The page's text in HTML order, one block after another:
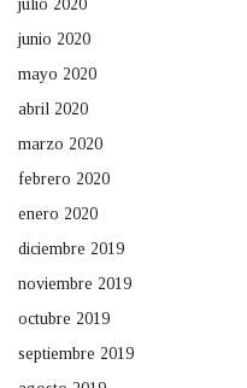
julio 2020
junio 2020
mayo 2020
abril 2020
marzo 2020
febrero 2020
enero 2020
diciembre 2019
noviembre 2019
octubre 2019
septiembre 2019